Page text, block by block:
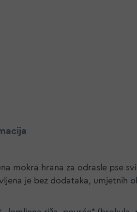
mokra hrana za odrasle pse
je bez dodataka, umjetnih